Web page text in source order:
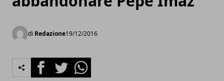
di Redazione19/12/2016
FacebookTwitterWhatsapp